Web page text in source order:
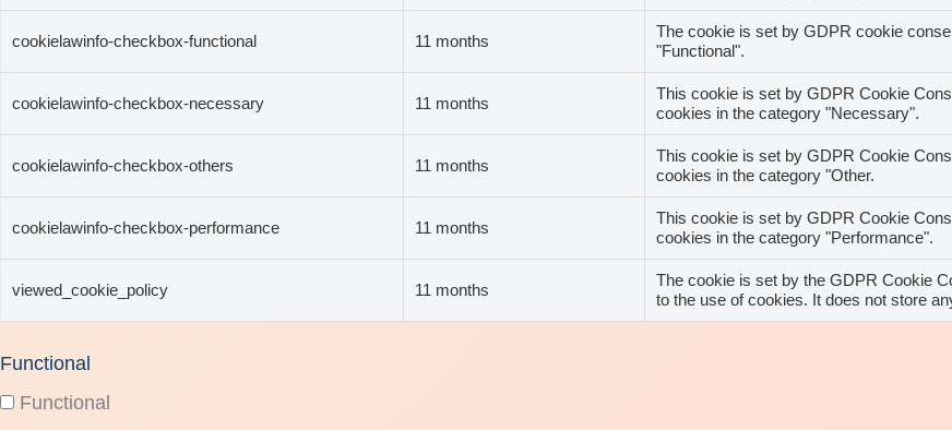
cookielawinfo-checkbox-functional 11 months
The cookie is set by GDPR cookie
"Functional".
cookielawinfo-checkbox-necessary 11 months
This cookie is set by GDPR Cookie
cookies in the category "Necessary".
cookielawinfo-checkbox-others 11 months
This cookie is set by GDPR Cookie
cookies in the category "Other.
cookielawinfo-checkbox-performance 11 months
This cookie is set by GDPR Cookie
cookies in the category "Performance".
viewed_cookie_policy 11 months
The cookie is set by the GDPR Cookie
to the use of cookies. It does not store
Functional
Functional